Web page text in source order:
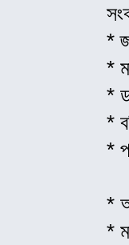
*
*
*
*
*
*
*